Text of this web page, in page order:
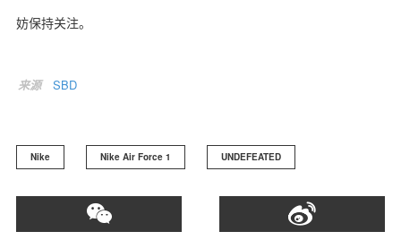
妨保持关注。
来源 SBD
Nike Nike Air Force 1 UNDEFEATED